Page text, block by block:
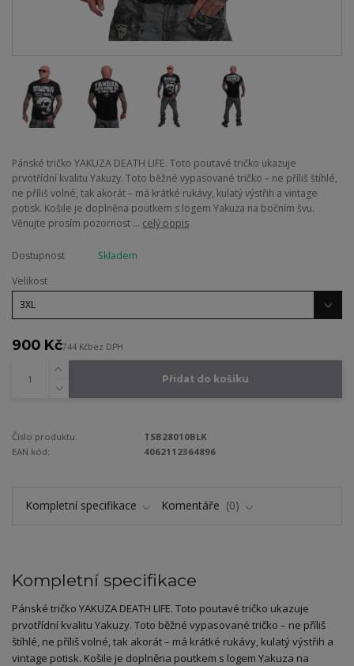
Pánské tričko YAKUZA DEATH LIFE. Toto poutavé tričko ukazuje
prvotřídní kvalitu Yakuzy. Toto běžné vypasované tričko – ne příliš štíhlé,
ne příliš volné, tak akorát – má krátké rukávy, kulatý výstřih a vintage
potisk. Košile je doplněna poutkem s logem Yakuza na bočním švu.
Věnujte prosím pozornost ... celý popis
Dostupnost
Skladem
Velikost
900 Kč744 Kčbez DPH
Přidat do košíku
Číslo produktu:
TSB28010BLK
EAN kód:
4062112364896
Kompletní specifikace Komentáře 0
Kompletní specifikace
Pánské tričko YAKUZA DEATH LIFE. Toto poutavé tričko ukazuje
prvotřídní kvalitu Yakuzy. Toto běžné vypasované tričko – ne příliš
štíhlé, ne příliš volné, tak akorát – má krátké rukávy, kulatý výstřih a
vintage potisk. Košile je doplněna poutkem s logem Yakuza na